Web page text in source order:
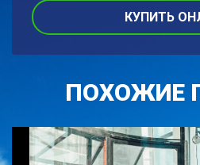
КУПИТЬ
ПОХОЖИЕ